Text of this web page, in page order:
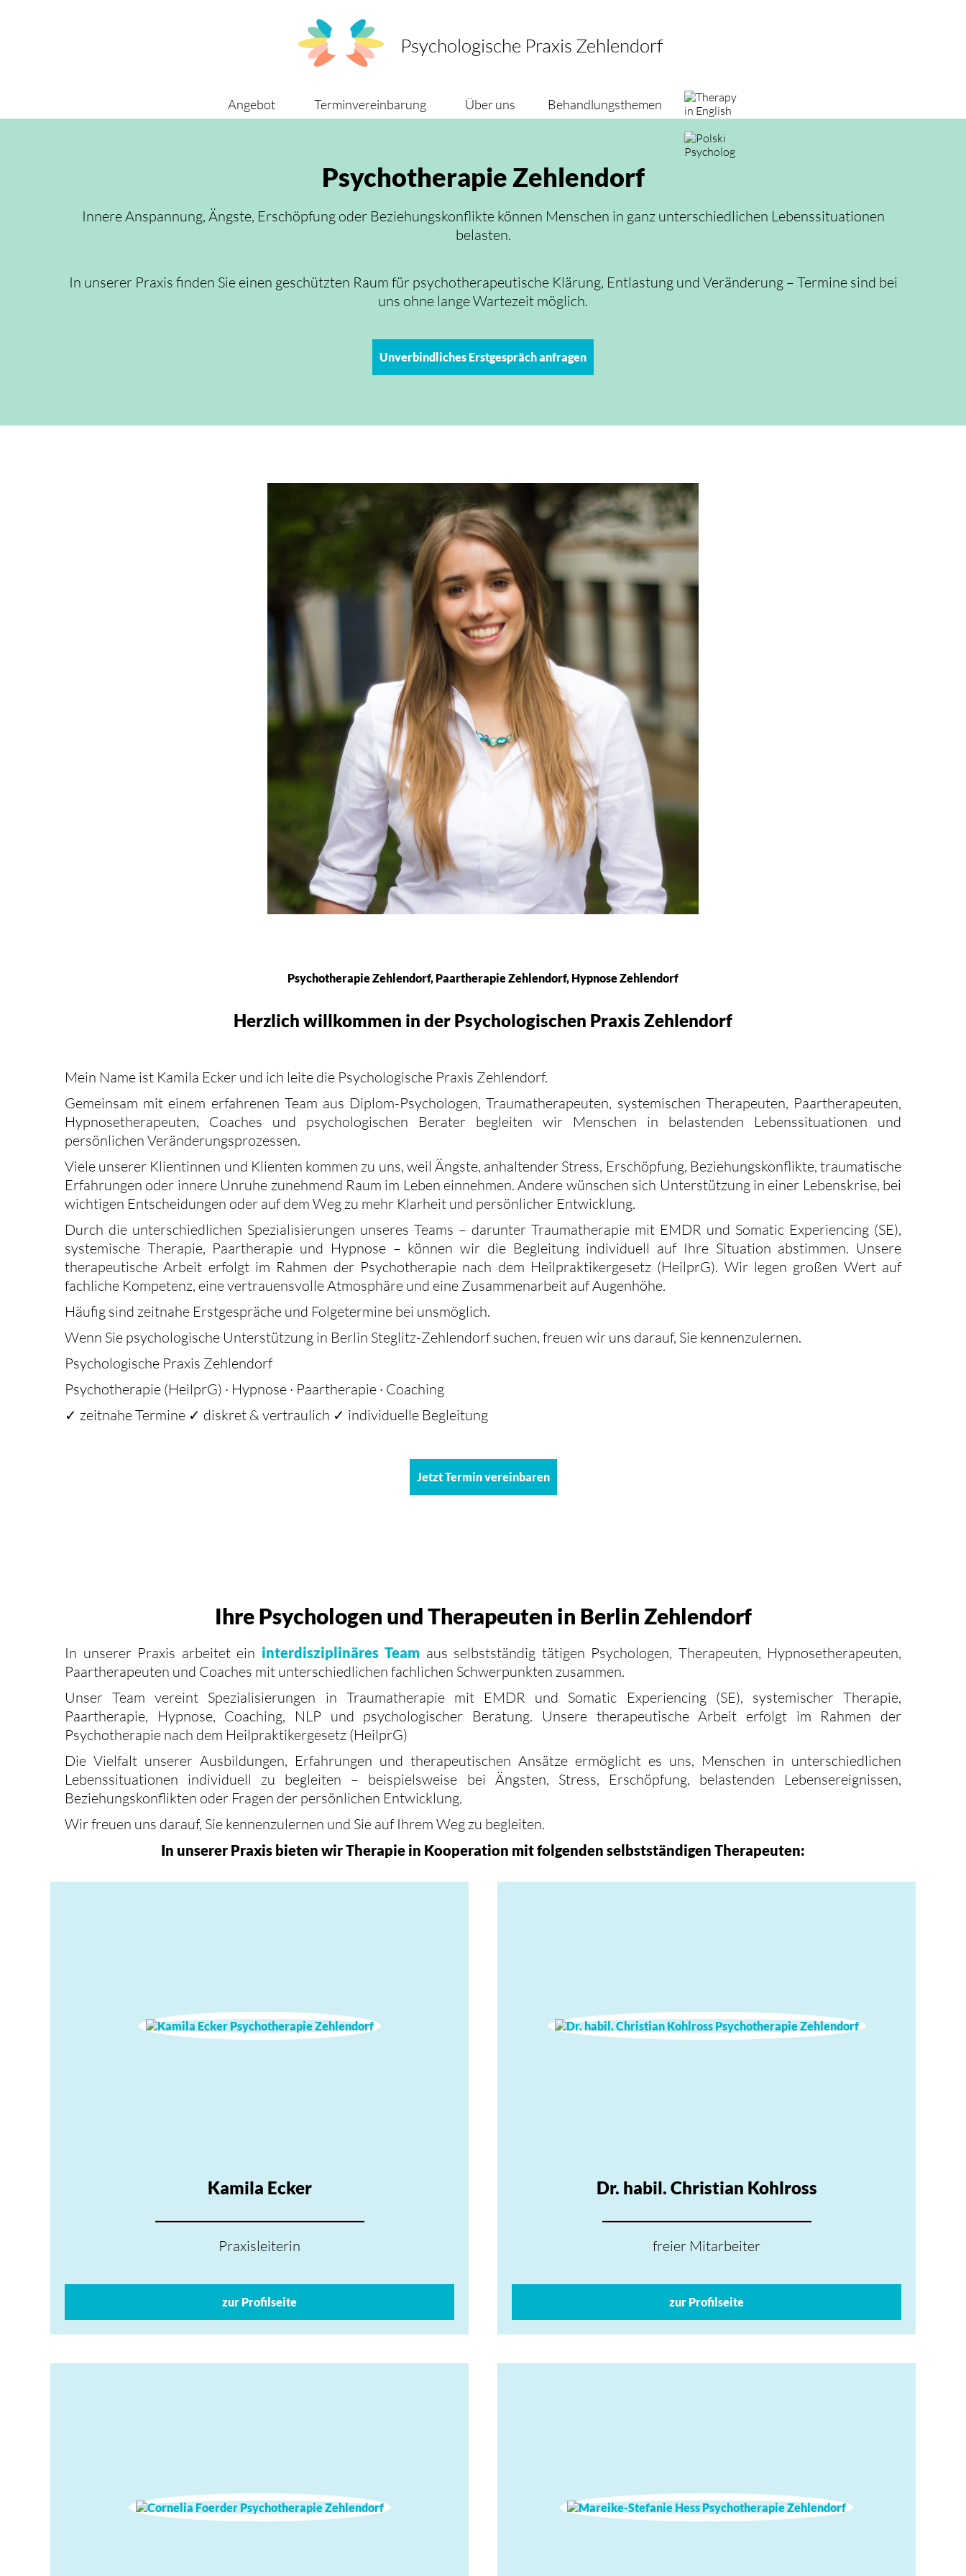
Psychologische Praxis Zehlendorf
Angebot Terminvereinbarung Über uns Behandlungsthemen
PsychotherapieZehlendorf
Innere Anspannung, Ängste, Erschöpfung oder Beziehungskonflikte können Menschen in ganz unterschiedlichen Lebenssituationen
belasten.
In unserer Praxis finden Sie einen geschützten Raum für psychotherapeutische Klärung, Entlastung und Veränderung – Termine sind bei
uns ohne lange Wartezeit möglich.
Unverbindliches Erstgespräch anfragen
Psychotherapie Zehlendorf, Paartherapie Zehlendorf, Hypnose Zehlendorf
Herzlich willkommen in der Psychologischen Praxis Zehlendorf
Mein Name ist Kamila Ecker und ich leite die Psychologische Praxis Zehlendorf.
Gemeinsam mit einem erfahrenen Team aus Diplom-Psychologen, Traumatherapeuten, systemischen Therapeuten, Paartherapeuten,
Hypnosetherapeuten, Coaches und psychologischen Berater begleiten wir Menschen in belastenden Lebenssituationen und
persönlichen Veränderungsprozessen.
Viele unserer Klientinnen und Klienten kommen zu uns, weil Ängste, anhaltender Stress, Erschöpfung, Beziehungskonflikte, traumatische
Erfahrungen oder innere Unruhe zunehmend Raum im Leben einnehmen. Andere wünschen sich Unterstützung in einer Lebenskrise, bei
wichtigen Entscheidungen oder auf dem Weg zu mehr Klarheit und persönlicher Entwicklung.
Durch die unterschiedlichen Spezialisierungen unseres Teams – darunter Traumatherapie mit EMDR und Somatic Experiencing (SE),
systemische Therapie, Paartherapie und Hypnose – können wir die Begleitung individuell auf Ihre Situation abstimmen. Unsere
therapeutische Arbeit erfolgt im Rahmen der Psychotherapie nach dem Heilpraktikergesetz (HeilprG). Wir legen großen Wert auf
fachliche Kompetenz, eine vertrauensvolle Atmosphäre und eine Zusammenarbeit auf Augenhöhe.
Häufig sind zeitnahe Erstgespräche und Folgetermine bei unsmöglich.
Wenn Sie psychologische Unterstützung in Berlin Steglitz-Zehlendorf suchen, freuen wir uns darauf, Sie kennenzulernen.
Psychologische Praxis Zehlendorf
Psychotherapie (HeilprG) · Hypnose · Paartherapie · Coaching
✓ zeitnahe Termine ✓ diskret & vertraulich ✓ individuelle Begleitung
Jetzt Termin vereinbaren
Ihre Psychologen und Therapeuten in Berlin Zehlendorf
In unserer Praxis arbeitet ein interdisziplinäres Team aus selbstständig tätigen Psychologen, Therapeuten, Hypnosetherapeuten,
Paartherapeuten und Coaches mit unterschiedlichen fachlichen Schwerpunkten zusammen.
Unser Team vereint Spezialisierungen in Traumatherapie mit EMDR und Somatic Experiencing (SE), systemischer Therapie,
Paartherapie, Hypnose, Coaching, NLP und psychologischer Beratung. Unsere therapeutische Arbeit erfolgt im Rahmen der
Psychotherapie nach dem Heilpraktikergesetz (HeilprG)
Die Vielfalt unserer Ausbildungen, Erfahrungen und therapeutischen Ansätze ermöglicht es uns, Menschen in unterschiedlichen
Lebenssituationen individuell zu begleiten – beispielsweise bei Ängsten, Stress, Erschöpfung, belastenden Lebensereignissen,
Beziehungskonflikten oder Fragen der persönlichen Entwicklung.
Wir freuen uns darauf, Sie kennenzulernen und Sie auf Ihrem Weg zu begleiten.
In unserer Praxis bieten wir Therapie in Kooperation mit folgenden selbstständigen Therapeuten:
Kamila Ecker
Praxisleiterin
zur Profilseite
Dr. habil. Christian Kohlross
freier Mitarbeiter
zur Profilseite